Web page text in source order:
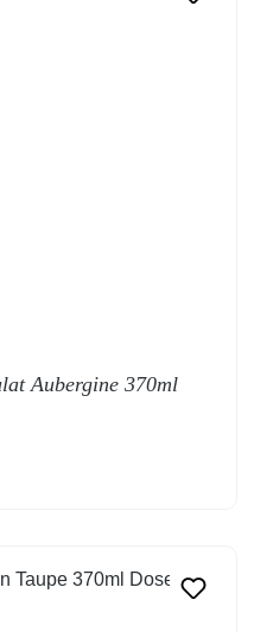
Aubergine 370ml